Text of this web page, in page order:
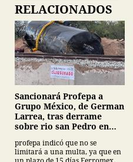
RELACIONADOS
Sancionará Profepa a
Grupo México, de German
Larrea, tras derrame
sobre rio san Pedro en
profepa indicó que no se
limitará a una multa, ya que en